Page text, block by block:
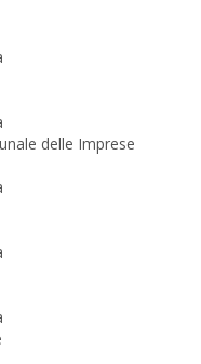
delle Imprese